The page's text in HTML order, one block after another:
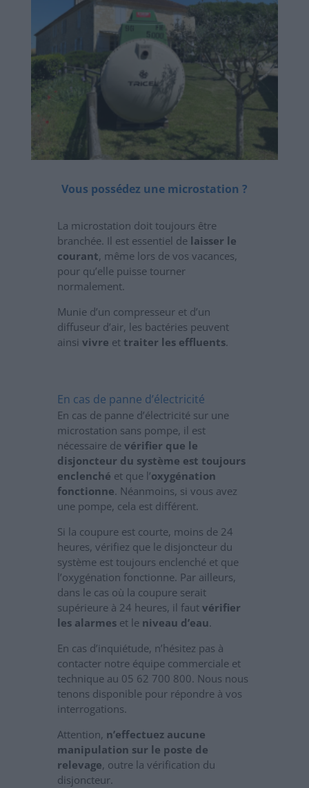
Vous possédez une microstation ?
La microstation doit toujours être
branchée. Il est essentiel delaisser le
courant, même lors de vos vacances,
pour qu’elle puisse tourner
normalement.
Munie d’un compresseur et d’un
diffuseur d’air, les bactéries peuvent
ainsi vivre et traiter les effluents.
En cas de panne d’électricité
En cas de panne d’électricité sur une
microstation sans pompe, il est
nécessaire de vérifier que le
disjoncteur du système est toujours
enclenché et que l’oxygénation
fonctionne. Néanmoins, si vous avez
une pompe, cela est différent.
Si la coupure est courte, moins de 24
heures, vérifiez que le disjoncteur du
système est toujours enclenché et que
l’oxygénation fonctionne. Par ailleurs,
dans le cas où la coupure serait
supérieure à 24 heures, il faut vérifier
les alarmeset leniveau d’eau.
En cas d’inquiétude, n’hésitez pas à
contacter notre équipe commerciale et
technique au 05 62 700 800. Nous nous
tenons disponible pour répondre à vos
interrogations.
Attention, n’effectuez aucune
manipulation sur le poste de
relevage, outre la vérification du
disjoncteur.